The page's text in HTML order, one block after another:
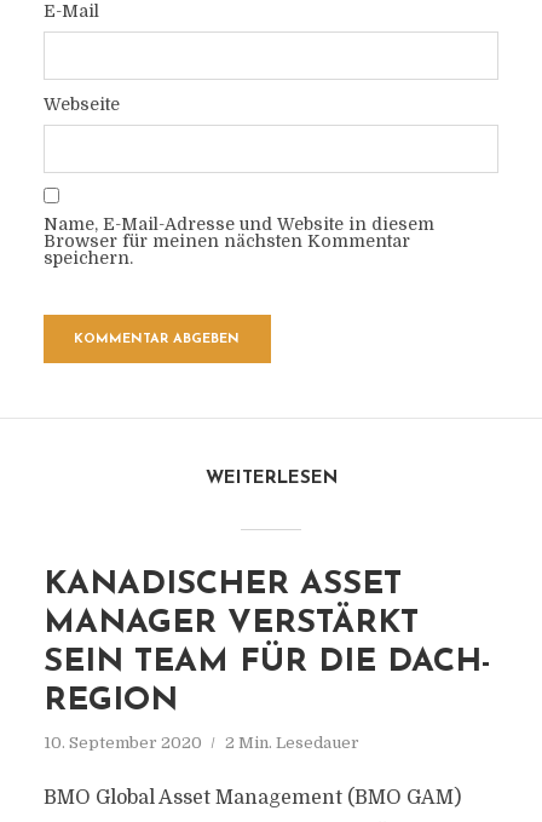
E-Mail
Webseite
Name, E-Mail-Adresse und Website in diesem
Browser für meinen nächsten Kommentar
speichern.
WEITERLESEN
KANADISCHER ASSET
MANAGER VERSTÄRKT
SEIN TEAM FÜR DIE DACH-
REGION
10. September 2020 2 Min. Lesedauer
BMO Global Asset Management (BMO GAM)